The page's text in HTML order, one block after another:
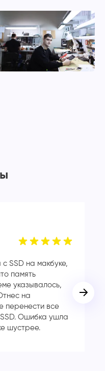
SSD на макбуке,
память
указывалось,
на
перенести все
Ошибка ушла
шустрее.